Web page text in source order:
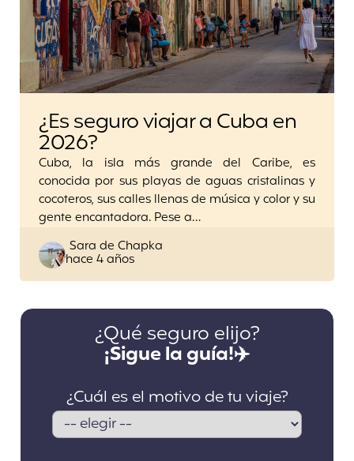
¿Es seguro viajar a Cuba en
2026?
Cuba, la isla más grande del Caribe, es
conocida por sus playas de aguas cristalinas y
cocoteros, sus calles llenas de música y color y su
gente encantadora. Pese a…
Posted
by
Sara de Chapka
hace 4 años